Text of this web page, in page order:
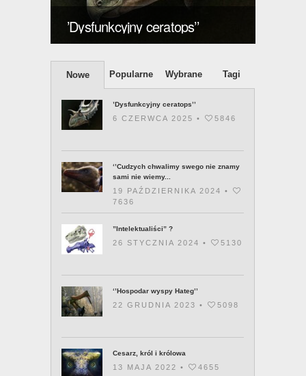
’Dysfunkcyjny ceratops’’
Nowe Popularne Wybrane Tagi
’Dysfunkcyjny ceratops’’
6 CZERWCA 2025 • 5846
‘’Cudzych chwalimy swego nie znamy
sami nie wiemy...
19 PAŹDZIERNIKA 2024 •
7636
”Intelektualiści” ?
26 STYCZNIA 2024 • 5130
‘’Hospodar wyspy Hateg’’
22 GRUDNIA 2023 • 5098
Cesarz, król i królowa
13 MAJA 2022 • 4655